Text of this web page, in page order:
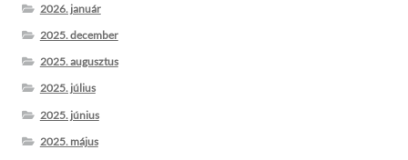
2026. január
2025. december
2025. augusztus
2025. július
2025. június
2025. május